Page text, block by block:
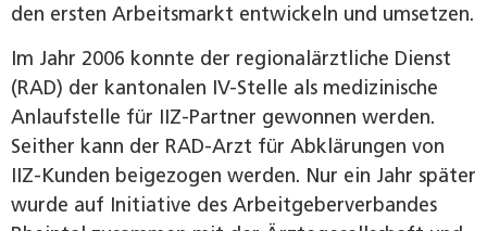
den ersten Arbeitsmarkt entwickeln und umsetzen.
Im Jahr 2006 konnte der regionalärztliche Dienst
(RAD) der kantonalen IV-Stelle als medizinische
Anlaufstelle für IIZ-Partner gewonnen werden.
Seither kann der RAD-Arzt für Abklärungen von
IIZ-Kunden beigezogen werden. Nur ein Jahr später
wurde auf Initiative des Arbeitgeberverbandes